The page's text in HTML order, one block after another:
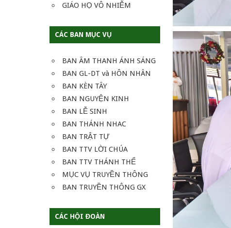
GIÁO HỌ VÔ NHIỄM
CÁC BAN MỤC VỤ
BAN ÂM THANH ÁNH SÁNG
BAN GL-DT và HÔN NHÂN
BAN KÈN TÂY
BAN NGUYỆN KINH
BAN LỄ SINH
BAN THÁNH NHAC
BAN TRẬT TỰ
BAN TTV LỜI CHÚA
BAN TTV THÁNH THỂ
MỤC VỤ TRUYỀN THÔNG
BAN TRUYỀN THÔNG GX
CÁC HỘI ĐOÀN